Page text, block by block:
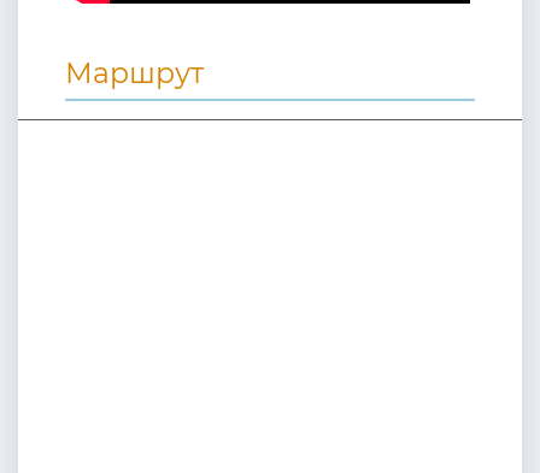
Маршрут